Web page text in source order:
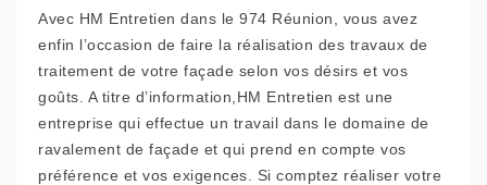
Avec HM Entretien dans le 974 Réunion, vous avez
enfin l’occasion de faire la réalisation des travaux de
traitement de votre façade selon vos désirs et vos
goûts. A titre d’information,HM Entretien est une
entreprise qui effectue un travail dans le domaine de
ravalement de façade et qui prend en compte vos
préférence et vos exigences. Si comptez réaliser votre